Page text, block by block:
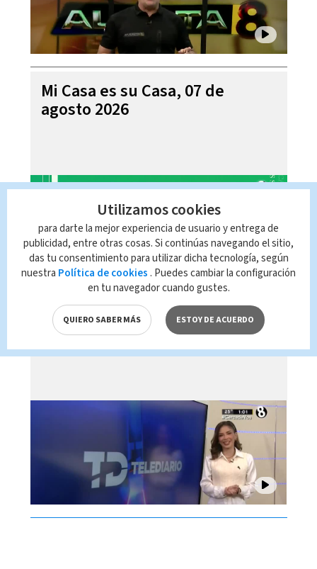
Mi Casa es su Casa, 07 de
agosto 2026
Telediario En Directo con Paula
Brenes, 07 de agosto 2026
Utilizamos cookies
para darte la mejor experiencia de usuario y entrega de
publicidad, entre otras cosas. Si continúas navegando el sitio,
das tu consentimiento para utilizar dicha tecnología, según
nuestra Política de cookies . Puedes cambiar la configuración
en tu navegador cuando gustes.
QUIERO SABER MÁS ESTOY DE ACUERDO